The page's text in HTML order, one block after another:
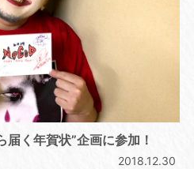
く年賀状”企画に参加！
2018.12.30